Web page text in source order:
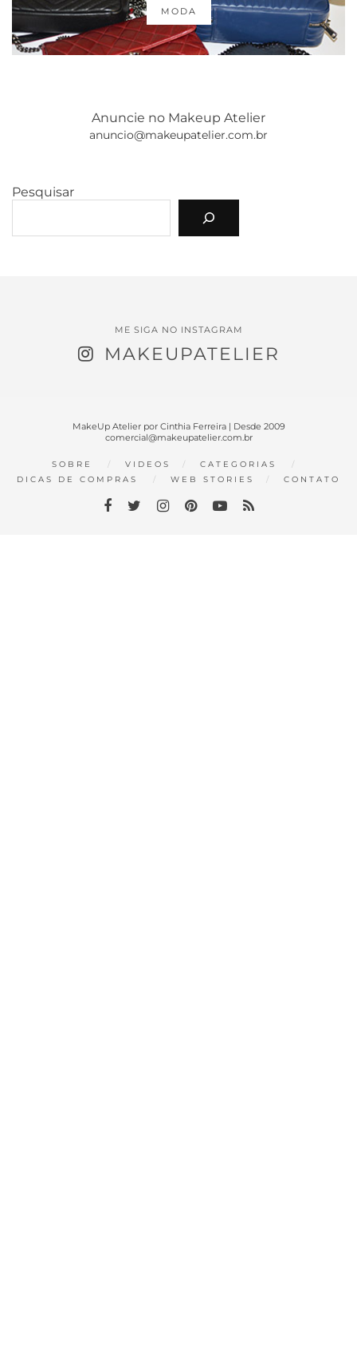
MODA
Anuncie no Makeup Atelier
anuncio@makeupatelier.com.br
Pesquisar
ME SIGA NO INSTAGRAM
MAKEUPATELIER
MakeUp Atelier por Cinthia Ferreira | Desde 2009
comercial@makeupatelier.com.br
SOBRE VIDEOS
CATEGORIAS
DICAS DE COMPRAS
WEB STORIES CONTATO